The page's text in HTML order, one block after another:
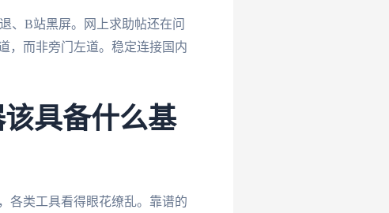
、B站黑屏。网上求助帖还在问
，而非旁门左道。稳定连接国内
具备什么基
各类工具看得眼花缭乱。靠谱的